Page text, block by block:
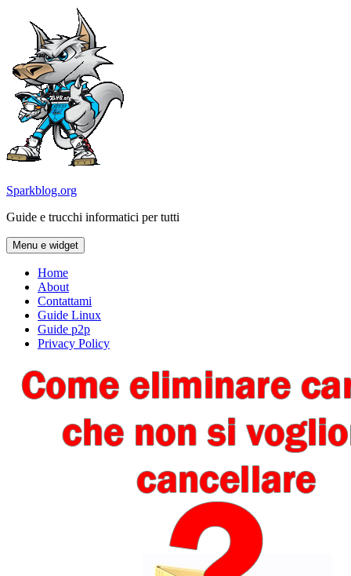
contenuto
Sparkblog.org
Guide e trucchi informatici per tutti
Menu e widget
Home
About
Contattami
Guide Linux
Guide p2p
Privacy Policy